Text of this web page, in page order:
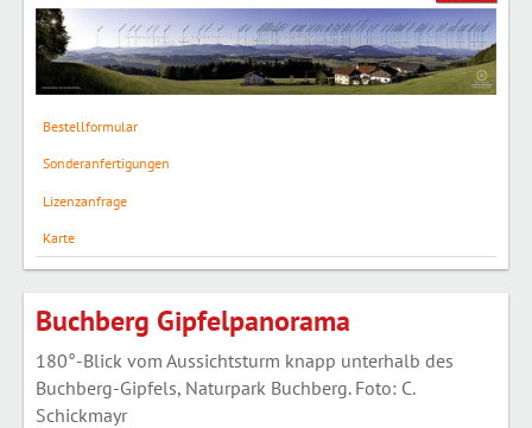
Bestellformular
Sonderanfertigungen
Lizenzanfrage
Karte
Buchberg Gipfelpanorama
180°-Blick vom Aussichtsturm knapp unterhalb des
Buchberg-Gipfels, Naturpark Buchberg. Foto: C.
Schickmayr